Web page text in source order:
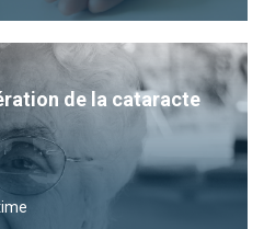
de la cataracte